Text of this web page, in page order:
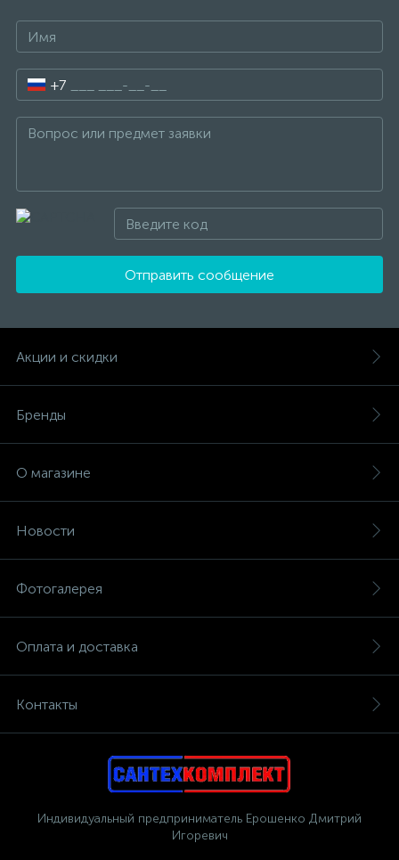
+7
Отправить сообщение
Акции и скидки
Бренды
О магазине
Новости
Фотогалерея
Оплата и доставка
Контакты
Индивидуальный предприниматель Ерошенко Дмитрий
Игоревич